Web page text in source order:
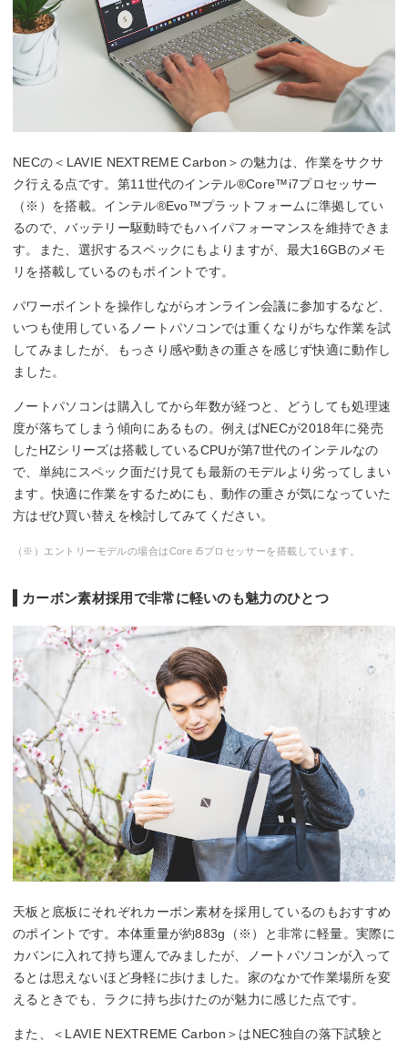
NECの＜LAVIE NEXTREME Carbon＞の魅力は、作業をサクサ
ク行える点です。第11世代のインテル®Core™i7プロセッサー
（※）を搭載。インテル®Evo™プラットフォームに準拠してい
るので、バッテリー駆動時でもハイパフォーマンスを維持できま
す。また、選択するスペックにもよりますが、最大16GBのメモ
リを搭載しているのもポイントです。
パワーポイントを操作しながらオンライン会議に参加するなど、
いつも使用しているノートパソコンでは重くなりがちな作業を試
してみましたが、もっさり感や動きの重さを感じず快適に動作し
ました。
ノートパソコンは購入してから年数が経つと、どうしても処理速
度が落ちてしまう傾向にあるもの。例えばNECが2018年に発売
したHZシリーズは搭載しているCPUが第7世代のインテルなの
で、単純にスペック面だけ見ても最新のモデルより劣ってしまい
ます。快適に作業をするためにも、動作の重さが気になっていた
方はぜひ買い替えを検討してみてください。
（※）エントリーモデルの場合はCore i5プロセッサーを搭載しています。
カーボン素材採用で非常に軽いのも魅力のひとつ
天板と底板にそれぞれカーボン素材を採用しているのもおすすめ
のポイントです。本体重量が約883g（※）と非常に軽量。実際に
カバンに入れて持ち運んでみましたが、ノートパソコンが入って
るとは思えないほど身軽に歩けました。家のなかで作業場所を変
えるときでも、ラクに持ち歩けたのが魅力に感じた点です。
また、＜LAVIE NEXTREME Carbon＞はNEC独自の落下試験と